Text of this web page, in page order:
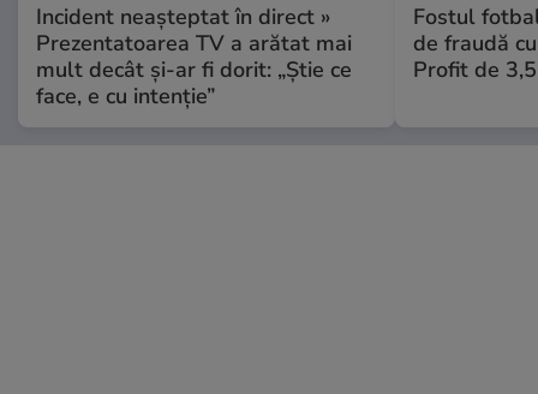
Incident neașteptat în direct »
Prezentatoarea TV a arătat mai
mult decât și-ar fi dorit: „Știe ce
face, e cu intenție”
Fostul
de fraudă
Profit de